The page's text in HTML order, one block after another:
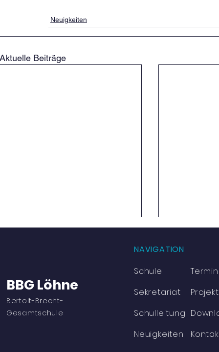
Neuigkeiten
Aktuelle Beiträge
Viel Bewegung und jede
in Vlotho
BBG Löhne
Bertolt-Brecht-
Gesamtschule
NAVIGATION
Schule
Sekretariat
Schulleitung
Neuigkeiten